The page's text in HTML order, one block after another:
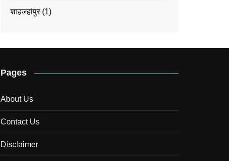
शाहजहांपुर(1)
Pages
About Us
Contact Us
Disclaimer